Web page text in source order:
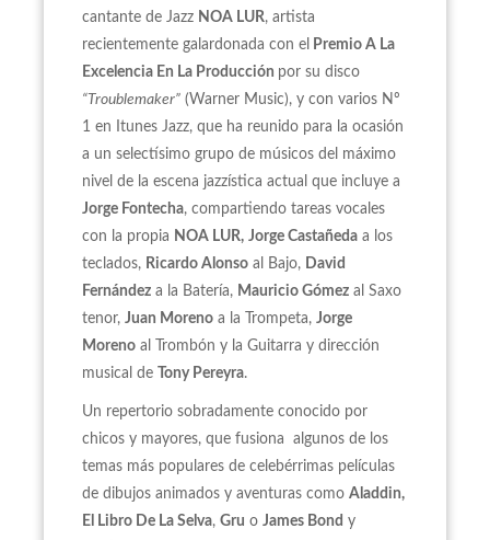
cantante de Jazz NOA LUR, artista
recientemente galardonada con el
Premio A La
Excelencia En La Producción por su disco
“Troublemaker” (Warner Music), y con varios Nº
1 en Itunes Jazz, que ha reunido para la ocasión
a un selectísimo grupo de músicos del máximo
nivel de la escena jazzística actual que incluye a
Jorge Fontecha, compartiendo tareas vocales
con la propia NOA LUR, Jorge Castañeda a los
teclados, Ricardo Alonso al Bajo, David
Fernández a la Batería, Mauricio Gómez al Saxo
tenor, Juan Moreno a la Trompeta, Jorge
Moreno al Trombón y la Guitarra y dirección
musical de
Tony Pereyra.
Un repertorio sobradamente conocido por
chicos y mayores, que fusiona algunos de los
temas más populares de celebérrimas películas
de dibujos animados y aventuras como Aladdin,
El Libro De La Selva, Gru o James Bond y